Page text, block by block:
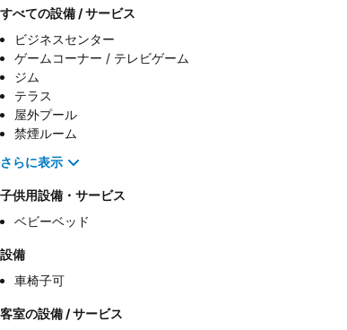
すべての設備 / サービス
ビジネスセンター
ゲームコーナー / テレビゲーム
ジム
テラス
屋外プール
禁煙ルーム
さらに表示
子供用設備・サービス
ベビーベッド
設備
車椅子可
客室の設備 / サービス